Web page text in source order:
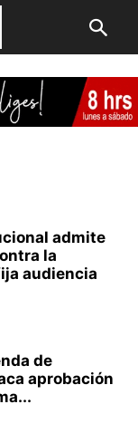
admite
la
audiencia
de
aprobación